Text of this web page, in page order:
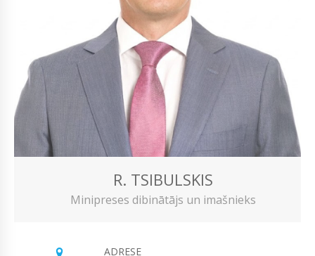
R. TSIBULSKIS
Minipreses dibinātājs un imašnieks
ADRESE